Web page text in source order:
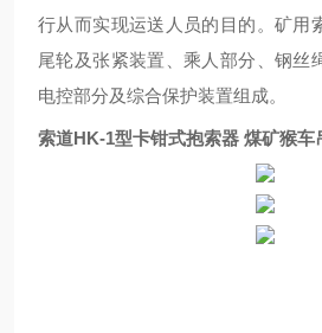
行从而实现运送人员的目的。矿用
尾轮及张紧装置、乘人部分、钢丝
电控部分及综合保护装置组成。
索道HK-1型卡钳式抱索器 煤矿猴车